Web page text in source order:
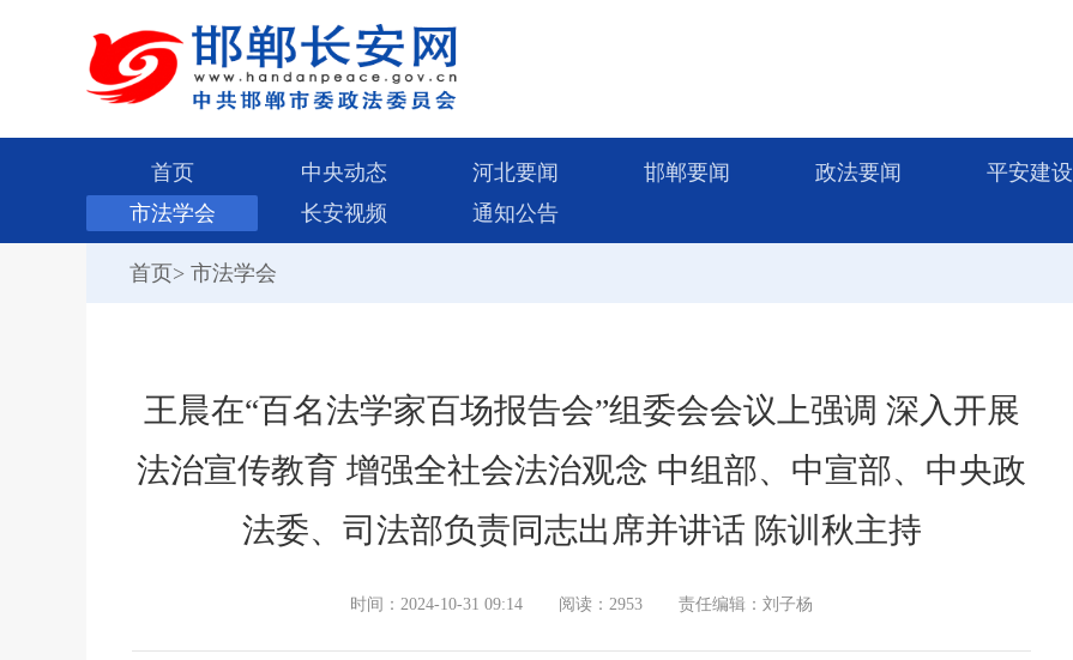
首页 中央动态 河北要闻 邯郸要闻 政法要闻 平安建设
市法学会
长安视频 通知公告
首页> 市法学会
王晨在“百名法学家百场报告会”组委会会议上强调 深入开展
法治宣传教育 增强全社会法治观念 中组部、中宣部、中央政
法委、司法部负责同志出席并讲话 陈训秋主持
时间：2024-10-31 09:14 阅读：2953 责任编辑：刘子杨